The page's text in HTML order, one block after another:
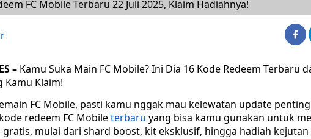
FC Mobile Terbaru 22 Juli 2025, Klaim Hadiahnya!
– Kamu Suka Main FC Mobile? Ini Dia 16 Kode Redeem Terbaru
Kamu Klaim!
FC Mobile, pasti kamu nggak mau kelewatan update
redeem FC Mobileterbaru yang bisa kamu gunakan untuk
mulai dari shard boost, kit eksklusif, hingga hadiah kejutan